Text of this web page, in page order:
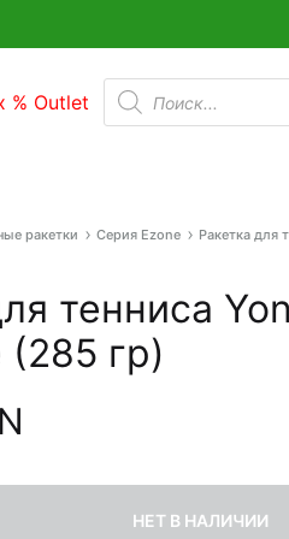
% Outlet
Поиск
товаров
ракетки Серия Ezone
Ракетка для
тенниса
(285 гр)
НЕТ В НАЛИЧИИ